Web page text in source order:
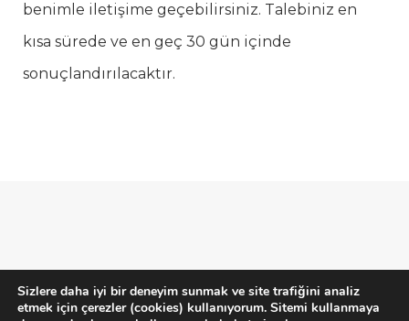
benimle iletişime geçebilirsiniz. Talebiniz en
kısa sürede ve en geç 30 gün içinde
sonuçlandırılacaktır.
Gizlilik Politikası Çerezler - Kullanım Şartları
Sizlere daha iyi bir deneyim sunmak ve site trafiğini analiz
etmek için çerezler (cookies) kullanıyorum. Sitemi kullanmaya